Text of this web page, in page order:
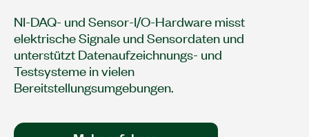
NI-DAQ- und Sensor-I/O-Hardware misst
elektrische Signale und Sensordaten und
unterstützt Datenaufzeichnungs- und
Testsysteme in vielen
Bereitstellungsumgebungen.